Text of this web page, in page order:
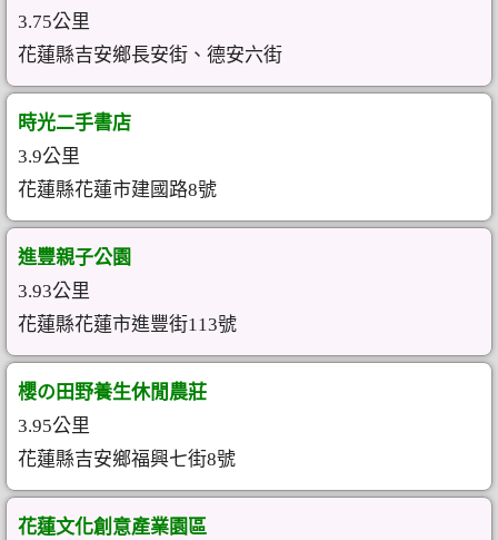
3.75公里
花蓮縣吉安鄉長安街、德安六街
時光二手書店
3.9公里
花蓮縣花蓮市建國路8號
進豐親子公園
3.93公里
花蓮縣花蓮市進豐街113號
櫻の田野養生休閒農莊
3.95公里
花蓮縣吉安鄉福興七街8號
花蓮文化創意產業園區